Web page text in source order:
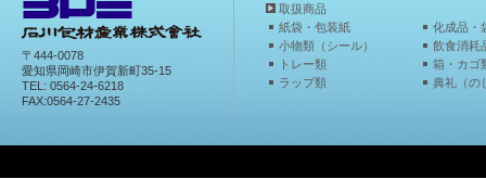
〒444-0078
愛知県岡崎市伊賀新町35-15
TEL: 0564-24-6218
FAX:0564-27-2435
取扱商品
紙袋・包装紙
化成品・
小物類（シール）
飲食消耗
トレー類
箱・カゴ
ラップ類
典礼（の